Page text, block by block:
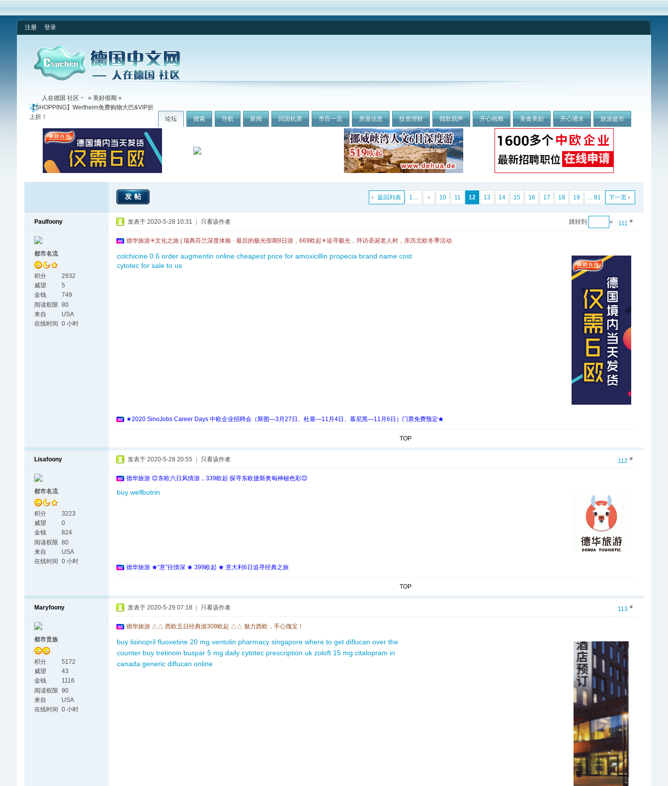
注册 登录
论坛 搜索 导航 新闻 回国机票 市百一店 房屋信息 投资理财 我歌我声 开心画廊 美食美刻 开心灌水 旅游超市
人在德国 社区 » 美好假期 »
【SHOPPING】Wertheim免费购物大巴&VIP折
上折！
1 ... 10 11 12 13 14 15 16 17 18 19 ... 81 下一页
返回列表
发帖
Paulfoony
都市名流
积分
2932
威望
5
金钱
749
阅读权限 80
来自
USA
在线时间
0 小时
111 #
跳转到 »
发表于 2020-5-28 10:31 只看该作者
德华旅游✳文化之旅 | 瑞典芬兰深度体验 · 最后的极光假期8日游，669欧起✳追寻极光，拜访圣诞老人村，亲历北欧冬季活动
colchicine 0.6 order augmentin online cheapest price for amoxicillin propecia brand name cost
cytotec for sale to us
★2020 SinoJobs Career Days 中欧企业招聘会（斯图—3月27日、杜塞—11月4日、慕尼黑—11月6日）门票免费预定★
TOP
Lisafoony
都市名流
积分
3223
威望
0
金钱
824
阅读权限 80
来自
USA
在线时间
0 小时
112 #
发表于 2020-5-28 20:55 只看该作者
德华旅游 😊东欧六日风情游，339欧起 探寻东欧捷斯奥匈神秘色彩😊
buy wellbutrin
德华旅游 ★“意”往情深 ★ 399欧起 ★ 意大利6日追寻经典之旅
TOP
Maryfoony
都市贵族
积分
5172
威望
43
金钱
1116
阅读权限 90
来自
USA
在线时间
0 小时
113 #
发表于 2020-5-29 07:18 只看该作者
德华旅游 △△ 西欧五日经典游309欧起 △△ 魅力西欧，手心瑰宝！
buy lisinopril fluoxetine 20 mg ventolin pharmacy singapore where to get diflucan over the
counter buy tretinoin buspar 5 mg daily cytotec prescription uk zoloft 15 mg citalopram in
canada generic diflucan online